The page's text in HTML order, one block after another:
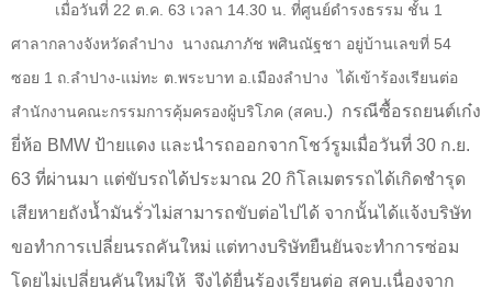
เมื่อวันที่ 22 ต.ค. 63 เวลา 14.30 น. ที่ศูนย์ดำรงธรรม ชั้น 1
ศาลากลางจังหวัดลำปาง นางณภาภัช พศินณัฐชา อยู่บ้านเลขที่ 54
ซอย 1 ถ.ลำปาง-แม่ทะ ต.พระบาท อ.เมืองลำปาง ได้เข้าร้องเรียนต่อ
สำนักงานคณะกรรมการคุ้มครองผู้บริโภค (สคบ.) กรณีซื้อรถยนต์เก๋ง
ยี่ห้อ BMW ป้ายแดง และนำรถออกจากโชว์รูมเมื่อวันที่ 30 ก.ย.
63 ที่ผ่านมา แต่ขับรถได้ประมาณ 20 กิโลเมตรรถได้เกิดชำรุด
เสียหายถังน้ำมันรั่วไม่สามารถขับต่อไปได้ จากนั้นได้แจ้งบริษัท
ขอทำการเปลี่ยนรถคันใหม่ แต่ทางบริษัทยืนยันจะทำการซ่อม
โดยไม่เปลี่ยนคันใหม่ให้ จึงได้ยื่นร้องเรียนต่อ สคบ.เนื่องจาก